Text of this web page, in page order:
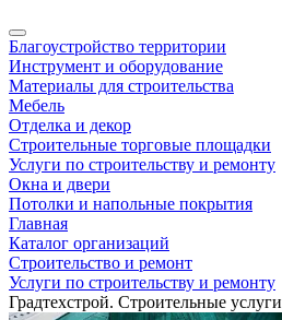
Благоустройство территории
Инструмент и оборудование
Материалы для строительства
Мебель
Отделка и декор
Строительные торговые площадки
Услуги по строительству и ремонту
Окна и двери
Потолки и напольные покрытия
Главная
Каталог организаций
Строительство и ремонт
Услуги по строительству и ремонту
Градтехстрой. Строительные услуги